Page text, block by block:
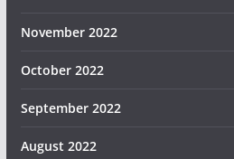
November 2022
October 2022
September 2022
August 2022